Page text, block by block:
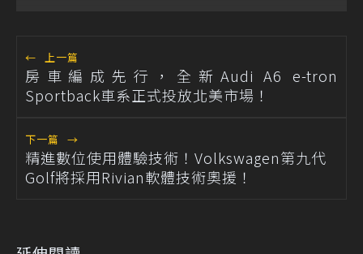
← 上一篇
房車編成先行，全新Audi A6 e-tron
Sportback車系正式投放北美市場！
下一篇 →
精進數位使用體驗技術！Volkswagen第九代
Golf將採用Rivian軟體技術奧援！